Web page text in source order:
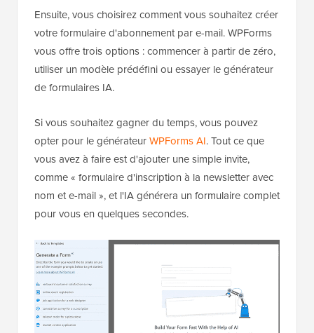
Ensuite, vous choisirez comment vous souhaitez créer
votre formulaire d'abonnement par e-mail. WPForms
vous offre trois options : commencer à partir de zéro,
utiliser un modèle prédéfini ou essayer le générateur
de formulaires IA.
Si vous souhaitez gagner du temps, vous pouvez
opter pour le générateurWPForms AI. Tout ce que
vous avez à faire est d'ajouter une simple invite,
comme « formulaire d'inscription à la newsletter avec
nom et e-mail », et l'IA générera un formulaire complet
pour vous en quelques secondes.